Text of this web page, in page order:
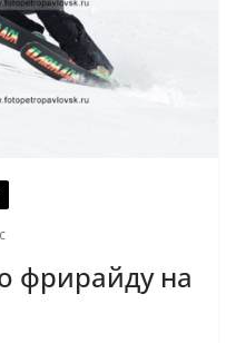
фрирайду на